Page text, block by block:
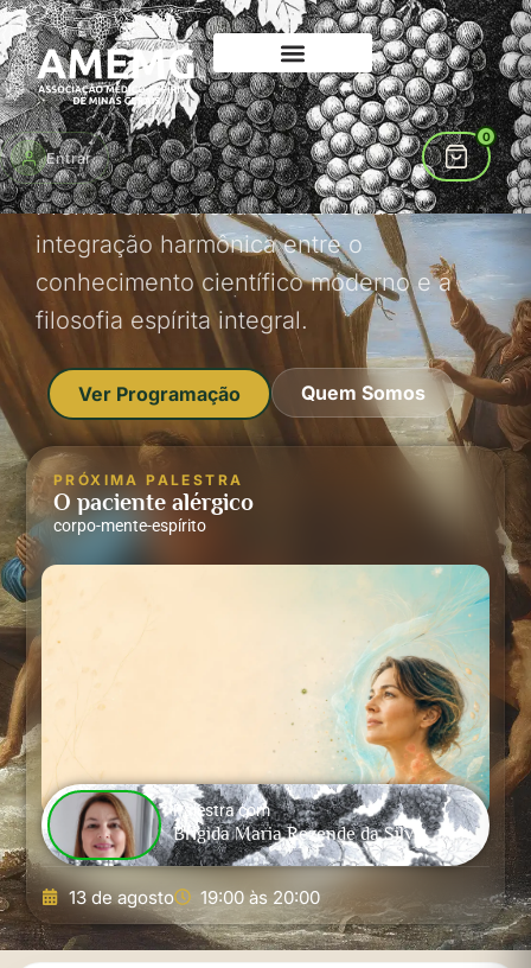
Entrar
0
FUNDADA EM 1986
Onde a Ciência
encontra o Espírito.
Promovemos a saúde através da
integração harmônica entre o
conhecimento científico moderno e a
filosofia espírita integral.
Ver Programação Quem Somos
PRÓXIMA PALESTRA
O paciente alérgico
corpo-mente-espírito
Palestra com
Brígida Maria Rezende da Silva
13 de agosto 19:00 às 20:00